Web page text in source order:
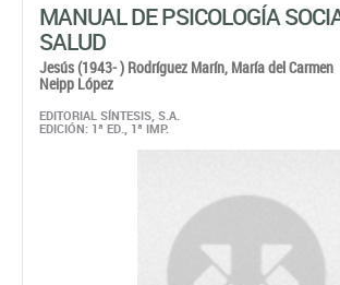
MANUAL DE PSICOLOGÍA
SALUD
Jesús (1943- ) Rodríguez Marín, María del Carmen
Neipp López
EDITORIAL SÍNTESIS, S.A.
EDICIÓN: 1ª ED., 1ª IMP.